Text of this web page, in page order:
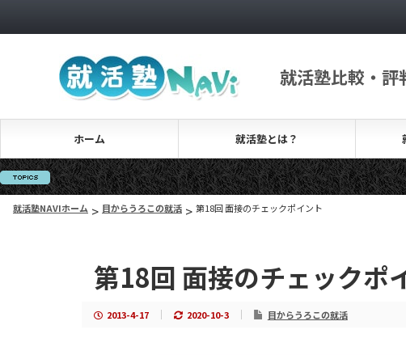
就活塾比較・評
ホーム 就活塾とは？
就活塾NAVIホーム > 目からうろこの就活 > 第18回 面接のチェックポイント
第18回 面接のチェックポ
2013-4-17 2020-10-3 目からうろこの就活